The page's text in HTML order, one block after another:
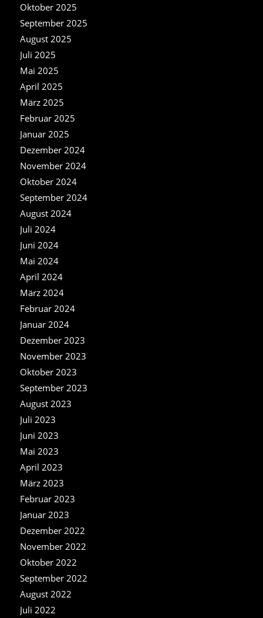
Oktober 2025
September 2025
August 2025
Juli 2025
Mai 2025
April 2025
März 2025
Februar 2025
Januar 2025
Dezember 2024
November 2024
Oktober 2024
September 2024
August 2024
Juli 2024
Juni 2024
Mai 2024
April 2024
März 2024
Februar 2024
Januar 2024
Dezember 2023
November 2023
Oktober 2023
September 2023
August 2023
Juli 2023
Juni 2023
Mai 2023
April 2023
März 2023
Februar 2023
Januar 2023
Dezember 2022
November 2022
Oktober 2022
September 2022
August 2022
Juli 2022